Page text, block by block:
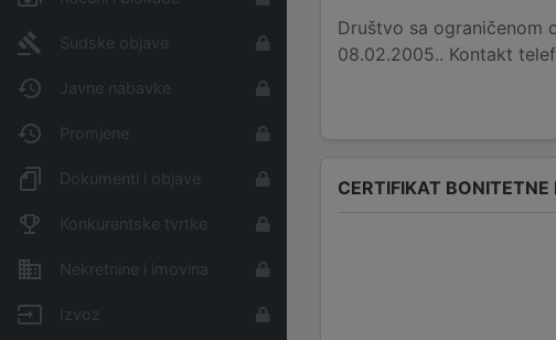
Sudske objave
Javne nabavke
Promjene
Dokumenti i objave
Konkurentske tvrtke
Nekretnine i imovina
Izvoz
Društvo sa ograničenom
08.02.2005.. Kontakt
CERTIFIKAT